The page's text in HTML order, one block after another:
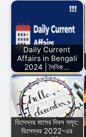
Daily Current
Affairs in Bengali
2024 | দৈনিক…
ডিসেম্বর মাসের দিবস সমূহ:
ডিসেম্বর 2022-এর